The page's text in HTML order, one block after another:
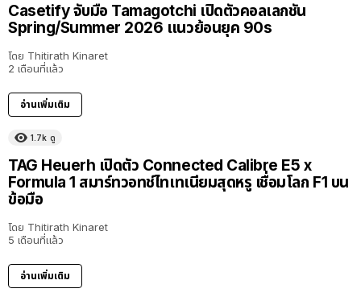
Casetify จับมือ Tamagotchi เปิดตัวคอลเลกชัน
Spring/Summer 2026 แนวย้อนยุค 90s
โดย Thitirath Kinaret
2 เดือนที่แล้ว
อ่านเพิ่มเติม
1.7k ดู
TAG Heuerh เปิดตัว Connected Calibre E5 x
Formula 1 สมาร์ทวอทช์ไทเทเนียมสุดหรู เชื่อมโลก F1 บน
ข้อมือ
โดย Thitirath Kinaret
5 เดือนที่แล้ว
อ่านเพิ่มเติม